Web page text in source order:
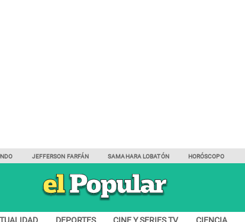
JEFFERSON FARFÁN SAMAHARA LOBATÓN HORÓSCOPO